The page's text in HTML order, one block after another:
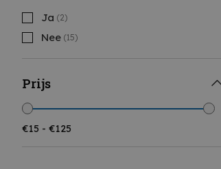
Ja (2)
Nee (15)
Prijs